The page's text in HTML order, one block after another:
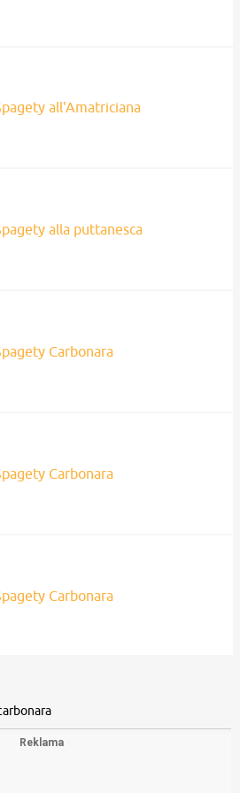
all'Amatriciana
alla puttanesca
Carbonara
Carbonara
Carbonara